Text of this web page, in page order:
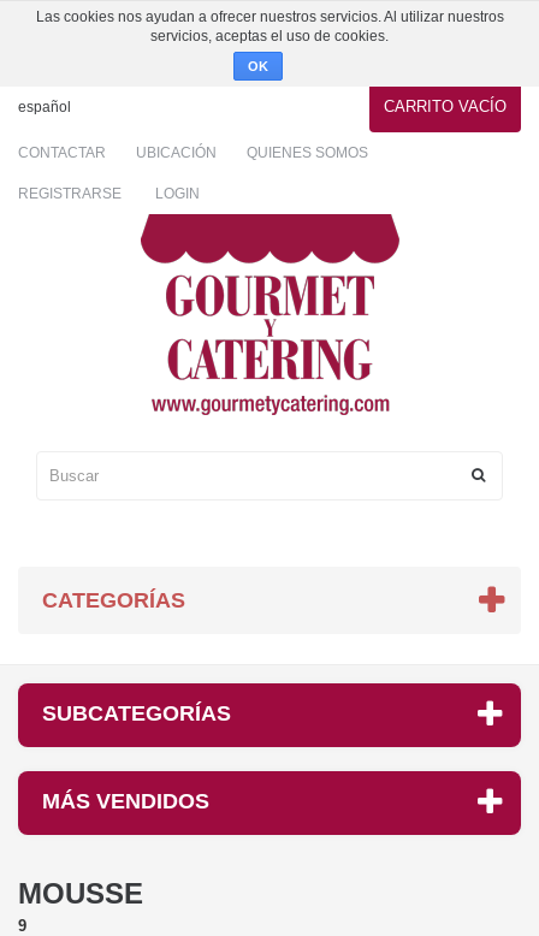
Las cookies nos ayudan a ofrecer nuestros servicios. Al utilizar nuestros
servicios, aceptas el uso de cookies.
OK
CARRITO VACÍO
español
CONTACTAR UBICACIÓN QUIENES SOMOS
REGISTRARSE LOGIN
CATEGORÍAS
SUBCATEGORÍAS
MÁS VENDIDOS
MOUSSE
9